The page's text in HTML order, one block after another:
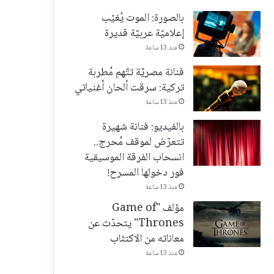
بالصورة: الموت يُغيّب
إعلاميّة عربيّة قديرة
منذ 13 ساعة
فنانة مصريّة تتّهم مُطربة
تركية: سرقت ألحان أغنياتي
منذ 13 ساعة
بالفيديو: فنانة شهيرة
تتعرّض لموقف مُحرج..
انسحاب الفرقة الموسيقية
فور دخولها المسرح!
منذ 13 ساعة
مؤلف "Game of
Thrones" يتحدّث عن
معاناته من الاكتئاب
منذ 13 ساعة